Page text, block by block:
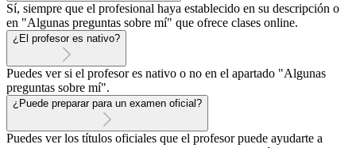
Sí, siempre que el profesional haya establecido en su descripción o
en "Algunas preguntas sobre mí" que ofrece clases online.
¿El profesor es nativo?
Puedes ver si el profesor es nativo o no en el apartado "Algunas
preguntas sobre mí".
¿Puede preparar para un examen oficial?
Puedes ver los títulos oficiales que el profesor puede ayudarte a